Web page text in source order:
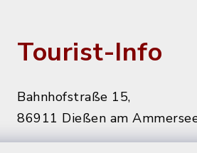
Tourist-Info
Bahnhofstraße 15,
86911 Dießen am